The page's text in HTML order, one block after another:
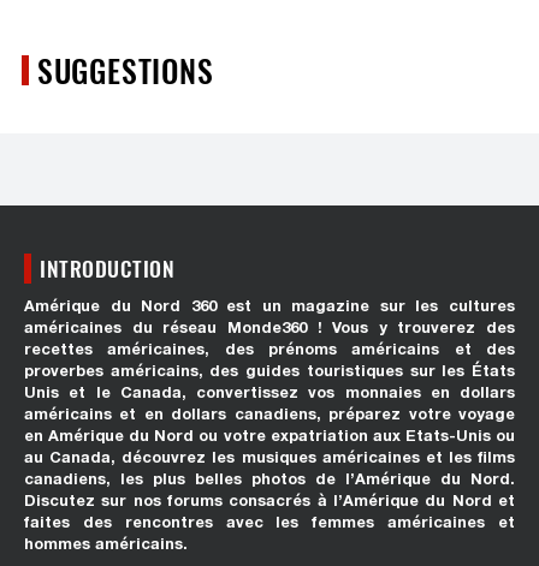
SUGGESTIONS
INTRODUCTION
Amérique du Nord 360 est un magazine sur les cultures
américaines du réseau Monde360 ! Vous y trouverez des
recettes américaines, des prénoms américains et des
proverbes américains, des guides touristiques sur les États
Unis et le Canada, convertissez vos monnaies en dollars
américains et en dollars canadiens, préparez votre voyage
en Amérique du Nord ou votre expatriation aux Etats-Unis ou
au Canada, découvrez les musiques américaines et les films
canadiens, les plus belles photos de l’Amérique du Nord.
Discutez sur nos forums consacrés à l’Amérique du Nord et
faites des rencontres avec les femmes américaines et
hommes américains.